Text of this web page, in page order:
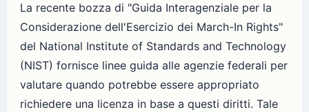
La recente bozza di "Guida Interagenziale per la
Considerazione dell'Esercizio dei March-In Rights"
del National Institute of Standards and Technology
(NIST) fornisce linee guida alle agenzie federali per
valutare quando potrebbe essere appropriato
richiedere una licenza in base a questi diritti. Tale